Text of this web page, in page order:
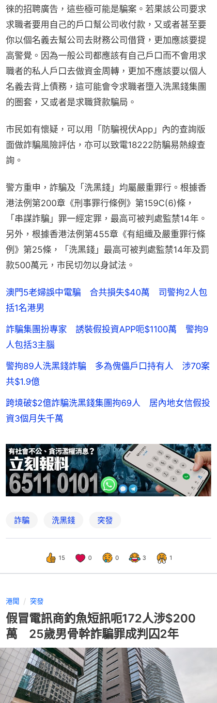
徠的招聘廣告，這些極可能是騙案。若果該公司要求
求職者要用自己的戶口幫公司收付款，又或者甚至要
你以個名義去幫公司去財務公司借貸，更加應該要提
高警覺。因為一般公司都應該有自己戶口而不會用求
職者的私人戶口去做資金周轉，更加不應該要以個人
名義去背上債務，這可能會令求職者墮入洗黑錢集團
的圏套，又或者是求職貸款騙局。
市民如有懷疑，可以用「防騙視伏App」內的查詢版
面做詐騙風險評估，亦可以致電18222防騙易熱線查
詢。
警方重申，詐騙及「洗黑錢」均屬嚴重罪行。根據香
港法例第200章《刑事罪行條例》第159C(6)條，
「串謀詐騙」罪一經定罪，最高可被判處監禁14年。
另外，根據香港法例第455章《有組織及嚴重罪行條
例》第25條，「洗黑錢」最高可被判處監禁14年及罰
款500萬元，市民切勿以身試法。
澳門5老婦誤中電騙 合共損失$40萬 司警拘2人包
括1名港男
詐騙集團扮專家 誘裝假投資APP呃$1100萬 警拘9
人包括3主腦
警拘89人洗黑錢詐騙 多為傀儡戶口持有人 涉70案
共$1.9億
跨境破$2億詐騙洗黑錢集團拘69人 居內地女信假投
資3個月失千萬
詐騙 洗黑錢 突發
15 0 0 3 1
港聞 突發
假冒電訊商釣魚短訊呃172人涉$200
萬 25歲男骨幹詐騙罪成判囚2年